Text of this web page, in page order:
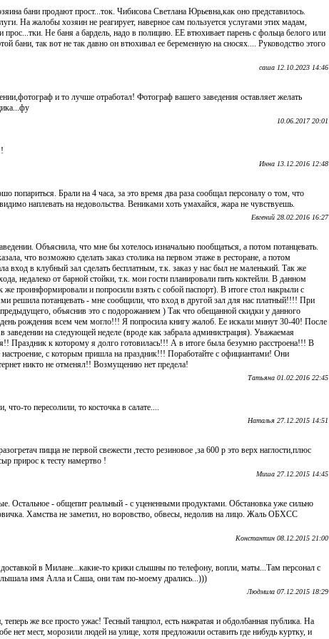
бани продают прост...ток. Чибисова Светлана Юрьевна,как оно представилось.
На жалобы хозяин не реагирует, наверное сам пользуется услугами этих мадам,
прос...тки. Не баня а бардель, надо в полицию. ЕЕ втюхивает парень с фольца белого или
бани, так вот не так давно он втюхивал ее беременную на сносях.... Руководство этого
саша 12.10.2023 14:46
и то лучше отработал! Фотограф вашего заведения оставляет желать
10.06.2017 20:01
Инна 13.12.2016 12:48
Брали на 4 часа, за это время два раза сообщал персоналу о том, что
наплевать на недовольства. Вениками хоть умахайся, жара не чувствуешь.
Евгений 28.02.2016 16:27
Объяснила, что мне бы хотелось изначально пообщаться, а потом потанцевать.
что возможно сделать заказ столика на первом этаже в ресторане, а потом
вход в клубный зал сделать бесплатным, т.к. заказ у нас был не маленький. Так же
недалеко от барной стойки, т.к. мои гости планировали пить коктейли. В данном
проинформировали и попросили взять с собой паспорт). В итоге стол накрыли с
решила потанцевать - мне сообщили, что вход в другой зал для нас платный!!!! При
объяснив это с подорожанием ) Так что обещанной скидки у данного
рождения всем чем могло!!! Я попросила книгу жалоб. Ее искали минут 30-40! После
на следующей неделе (вроде как забрала администрация). Уважаемая
Праздник к которому я долго готовилась!!! А в итоге была безумно расстроена!!! В
с которым пришла на праздник!!! Поработайте с официантами! Они
никто не отменял!! Возмущению нет предела!
Татьяна 01.02.2016 22:45
то пересолили, то косточка в салате....
Наталья 27.12.2015 14:51
пицца не первой свежести ,тесто резиновое ,за 600 р это верх наглости,плюс
прирос к тесту намертво !
Миша 27.12.2015 14:45
Остальное - общепит реальный - с уцененными продуктами. Обстановка уже сильно
Хамства не заметил, но воровство, обвесы, недолив на лицо. Жаль ОБХСС
Константин 08.12.2015 21:00
в Милане...какие-то крики слышны по телефону, вопли, маты...Там персонал с
имя Алла и Саша, они там по-моему дрались...)))
Людмила 07.12.2015 18:29
же все просто ужас! Тесный танцпол, есть нажратая и обдолбанная публика. На
нет мест, морозили людей на улице, хотя предложили оставить где нибудь куртку, и